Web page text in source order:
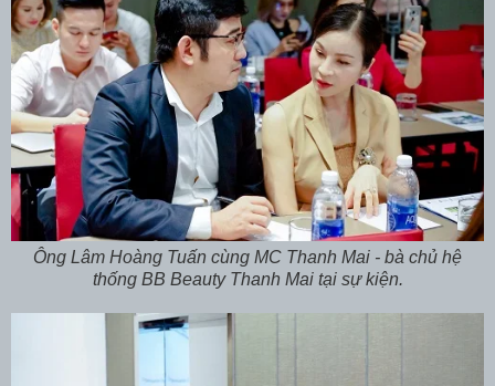
Ông Lâm Hoàng Tuấn cùng MC Thanh Mai - bà chủ hệ
thống BB Beauty Thanh Mai tại sự kiện.